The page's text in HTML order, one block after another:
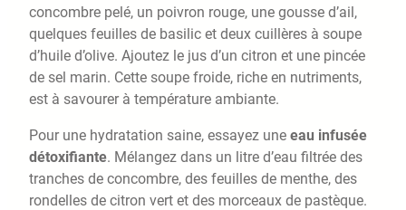
concombre pelé, un poivron rouge, une gousse d’ail,
quelques feuilles de basilic et deux cuillères à soupe
d’huile d’olive. Ajoutez le jus d’un citron et une pincée
de sel marin. Cette soupe froide, riche en nutriments,
est à savourer à température ambiante.
Pour une hydratation saine, essayez une eau infusée
détoxifiante. Mélangez dans un litre d’eau filtrée des
tranches de concombre, des feuilles de menthe, des
rondelles de citron vert et des morceaux de pastèque.